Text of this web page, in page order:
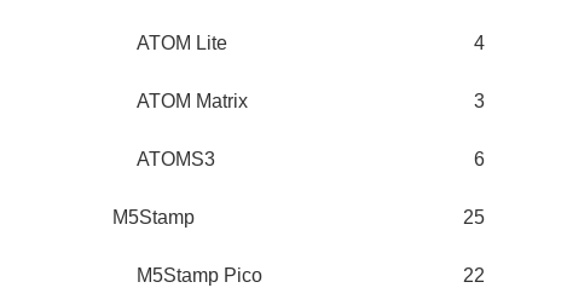
ATOM Lite 4
ATOM Matrix 3
ATOMS3 6
M5Stamp 25
M5Stamp Pico 22